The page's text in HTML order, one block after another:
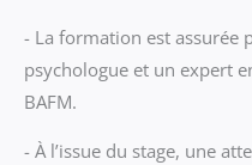
- La formation est assurée
psychologue et un expert
BAFM.
- À l’issue du stage, une